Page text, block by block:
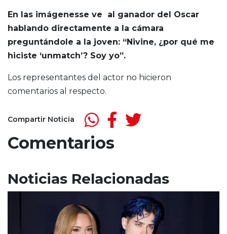
En las imágenesse ve al ganador del Oscar
hablando directamente a la cámara
preguntándole a la joven: “Nivine, ¿por qué me
hiciste ‘unmatch’? Soy yo”.
Los representantes del actor no hicieron
comentarios al respecto.
Compartir Noticia
Comentarios
Noticias Relacionadas